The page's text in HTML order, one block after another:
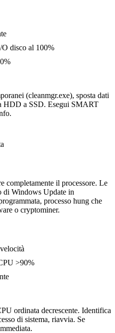
O disco al 100%
(cleanmgr.exe), sposta dati
HDD a SSD. Esegui SMART
completamente il processore. Le
di Windows Update in
processo hung che
o cryptominer.
>90%
ordinata decrescente. Identifica
di sistema, riavvia. Se